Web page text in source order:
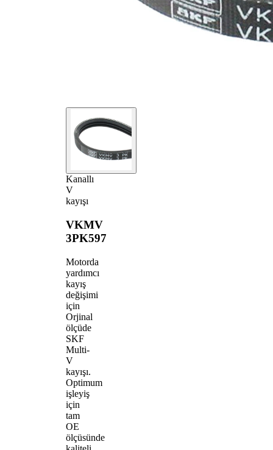
Kanallı
V
kayışı
VKMV
3PK597
Motorda
yardımcı
kayış
değişimi
için
Orjinal
ölçüde
SKF
Multi-
V
kayışı.
Optimum
işleyiş
için
tam
OE
ölçüsünde